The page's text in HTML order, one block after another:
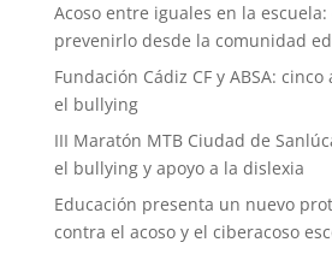
Acoso entre iguales en la escuela:
prevenirlo desde la comunidad
Fundación Cádiz CF y ABSA:
el bullying
III Maratón MTB Ciudad de
el bullying y apoyo a la dislexia
Educación presenta un nuevo
contra el acoso y el ciberacoso